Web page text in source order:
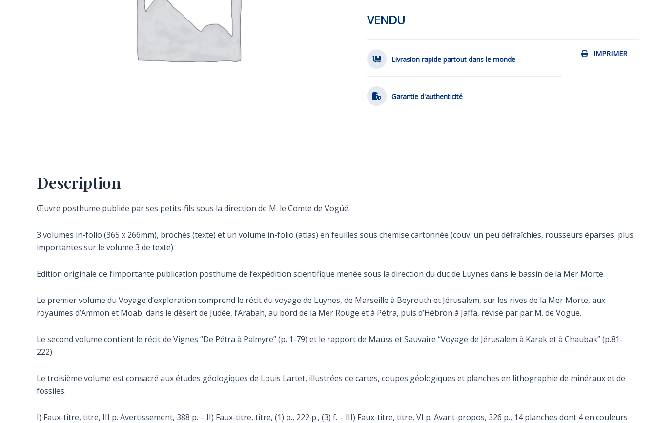
VENDU
IMPRIMER
Livrasion rapide partout dans le monde
Garantie d'authenticité
Description
Œuvre posthume publiée par ses petits-fils sous la direction de M. le Comte de Vogüé.
3 volumes in-folio (365 x 266mm), brochés (texte) et un volume in-folio (atlas) en feuilles sous chemise cartonnée (couv. un peu défraîchies, rousseurs éparses, plus
importantes sur le volume 3 de texte).
Edition originale de l’importante publication posthume de l’expédition scientifique menée sous la direction du duc de Luynes dans le bassin de la Mer Morte.
Le premier volume du Voyage d’exploration comprend le récit du voyage de Luynes, de Marseille à Beyrouth et Jérusalem, sur les rives de la Mer Morte, aux
royaumes d’Ammon et Moab, dans le désert de Judée, l’Arabah, au bord de la Mer Rouge et à Pétra, puis d’Hébron à Jaffa, révisé par par M. de Vogüe.
Le second volume contient le récit de Vignes “De Pétra à Palmyre” (p. 1-79) et le rapport de Mauss et Sauvaire “Voyage de Jérusalem à Karak et à Chaubak” (p.81-
222).
Le troisième volume est consacré aux études géologiques de Louis Lartet, illustrées de cartes, coupes géologiques et planches en lithographie de minéraux et de
fossiles.
I) Faux-titre, titre, III p. Avertissement, 388 p. – II) Faux-titre, titre, (1) p., 222 p., (3) f. – III) Faux-titre, titre, VI p. Avant-propos, 326 p., 14 planches dont 4 en couleurs